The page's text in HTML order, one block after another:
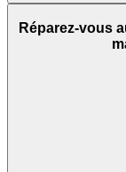
Réparez-vous